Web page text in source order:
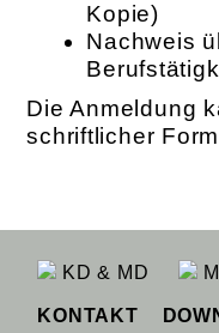
Kopie)
Nachweis
Die Anmeldung
schriftlicher
KD & MD
KONTAKT